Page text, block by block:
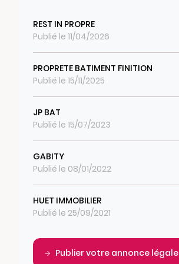
REST IN PROPRE
Publié le 11/04/2026
PROPRETE BATIMENT FINITION
Publié le 15/11/2025
JP BAT
Publié le 15/07/2023
GABITY
Publié le 08/01/2022
HUET IMMOBILIER
Publié le 25/09/2021
Publier votre annonce légale